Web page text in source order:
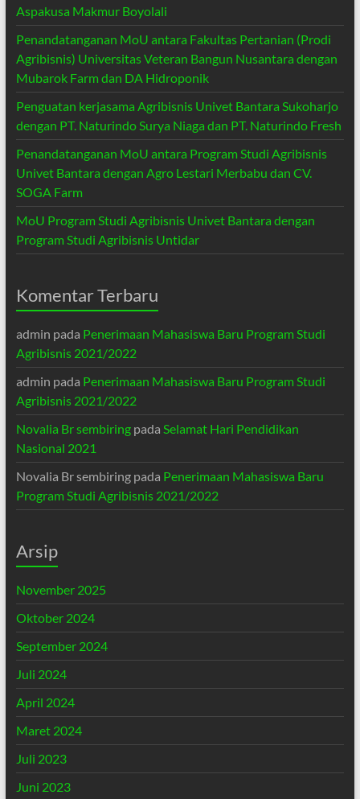
Aspakusa Makmur Boyolali
Penandatanganan MoU antara Fakultas Pertanian (Prodi
Agribisnis) Universitas Veteran Bangun Nusantara dengan
Mubarok Farm dan DA Hidroponik
Penguatan kerjasama Agribisnis Univet Bantara Sukoharjo
dengan PT. Naturindo Surya Niaga dan PT. Naturindo Fresh
Penandatanganan MoU antara Program Studi Agribisnis
Univet Bantara dengan Agro Lestari Merbabu dan CV.
SOGA Farm
MoU Program Studi Agribisnis Univet Bantara dengan
Program Studi Agribisnis Untidar
Komentar Terbaru
admin pada Penerimaan Mahasiswa Baru Program Studi
Agribisnis 2021/2022
admin pada Penerimaan Mahasiswa Baru Program Studi
Agribisnis 2021/2022
Novalia Br sembiringpada Selamat Hari Pendidikan
Nasional 2021
Novalia Br sembiringpada Penerimaan Mahasiswa Baru
Program Studi Agribisnis 2021/2022
Arsip
November 2025
Oktober 2024
September 2024
Juli 2024
April 2024
Maret 2024
Juli 2023
Juni 2023